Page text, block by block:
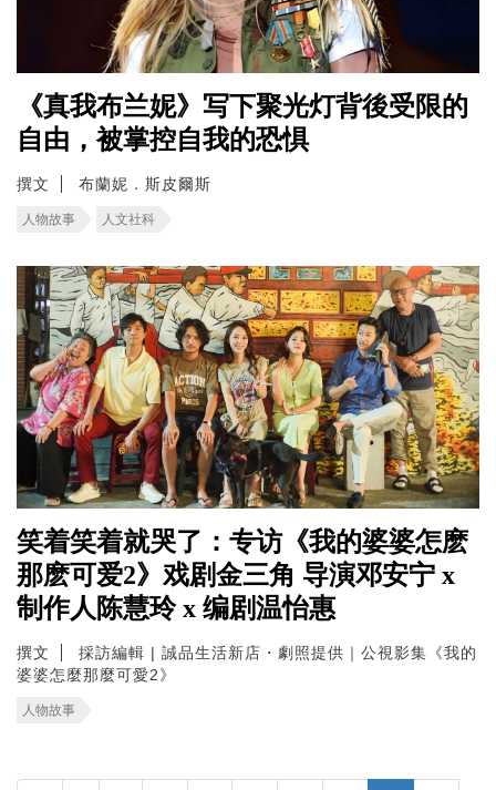
《真我布兰妮》写下聚光灯背後受限的
自由，被掌控自我的恐惧
撰文 布蘭妮．斯皮爾斯
人物故事 人文社科
笑着笑着就哭了：专访《我的婆婆怎麽
那麽可爱2》戏剧金三角 导演邓安宁 x
制作人陈慧玲 x 编剧温怡惠
撰文
採訪編輯 | 誠品生活新店・劇照提供｜公視影集《我的
婆婆怎麼那麼可愛2》
人物故事